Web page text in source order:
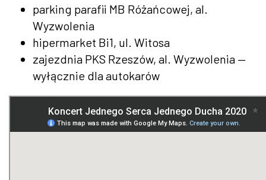
parking parafii MB Różańcowej, al.
Wyzwolenia
hipermarket Bi1, ul. Witosa
zajezdnia PKS Rzeszów, al. Wyzwolenia —
wyłącznie dla autokarów